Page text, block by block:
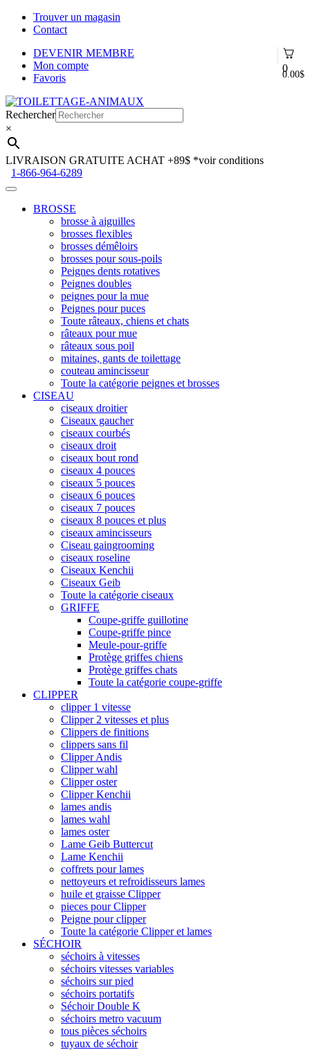
Trouver un magasin
Contact
0
0.00$
DEVENIR MEMBRE
Mon compte
Favoris
Aller
à
la
navigation
Aller
au
contenu
Rechercher
×
LIVRAISON GRATUITE ACHAT +89$ *voir conditions
1-866-964-6289
BROSSE
brosse à aiguilles
brosses flexibles
brosses démêloirs
brosses pour sous-poils
Peignes dents rotatives
Peignes doubles
peignes pour la mue
Peignes pour puces
Toute râteaux, chiens et chats
râteaux pour mue
râteaux sous poil
mitaines, gants de toilettage
couteau amincisseur
Toute la catégorie peignes et brosses
CISEAU
ciseaux droitier
Ciseaux gaucher
ciseaux courbés
ciseaux droit
ciseaux bout rond
ciseaux 4 pouces
ciseaux 5 pouces
ciseaux 6 pouces
ciseaux 7 pouces
ciseaux 8 pouces et plus
ciseaux amincisseurs
Ciseau gaingrooming
ciseaux roseline
Ciseaux Kenchii
Ciseaux Geib
Toute la catégorie ciseaux
GRIFFE
Coupe-griffe guillotine
Coupe-griffe pince
Meule-pour-griffe
Protège griffes chiens
Protège griffes chats
Toute la catégorie coupe-griffe
CLIPPER
clipper 1 vitesse
Clipper 2 vitesses et plus
Clippers de finitions
clippers sans fil
Clipper Andis
Clipper wahl
Clipper oster
Clipper Kenchii
lames andis
lames wahl
lames oster
Lame Geib Buttercut
Lame Kenchii
coffrets pour lames
nettoyeurs et refroidisseurs lames
huile et graisse Clipper
pieces pour Clipper
Peigne pour clipper
Toute la catégorie Clipper et lames
SÉCHOIR
séchoirs à vitesses
séchoirs vitesses variables
séchoirs sur pied
séchoirs portatifs
Séchoir Double K
séchoirs metro vacuum
tous pièces séchoirs
tuyaux de séchoir